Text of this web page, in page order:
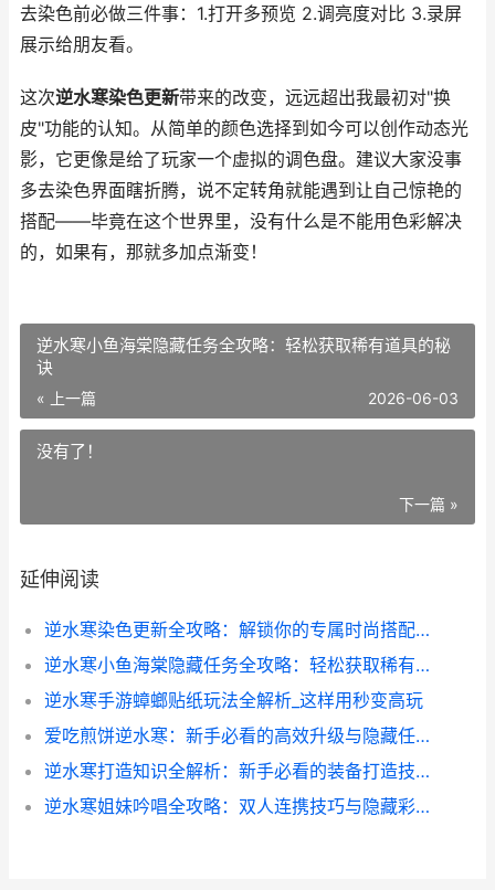
去染色前必做三件事：1.打开多预览 2.调亮度对比 3.录屏
展示给朋友看。
这次逆水寒染色更新带来的改变，远远超出我最初对"换
皮"功能的认知。从简单的颜色选择到如今可以创作动态光
影，它更像是给了玩家一个虚拟的调色盘。建议大家没事
多去染色界面瞎折腾，说不定转角就能遇到让自己惊艳的
搭配——毕竟在这个世界里，没有什么是不能用色彩解决
的，如果有，那就多加点渐变！
逆水寒小鱼海棠隐藏任务全攻略：轻松获取稀有道具的秘
诀
« 上一篇 2026-06-03
没有了！
下一篇 »
延伸阅读
逆水寒染色更新全攻略：解锁你的专属时尚搭配秘籍
逆水寒小鱼海棠隐藏任务全攻略：轻松获取稀有道具的秘诀
逆水寒手游蟑螂贴纸玩法全解析_这样用秒变高玩
爱吃煎饼逆水寒：新手必看的高效升级与隐藏任务全攻略
逆水寒打造知识全解析：新手必看的装备打造技巧
逆水寒姐妹吟唱全攻略：双人连携技巧与隐藏彩蛋大揭秘